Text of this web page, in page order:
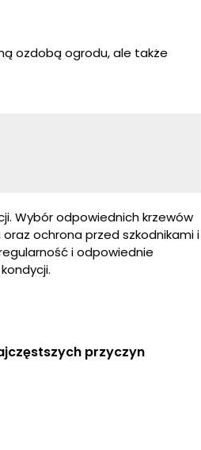
ozdobą ogrodu, ale także
Wybór odpowiednich krzewów
ochrona przed szkodnikami i
i odpowiednie
przyczyn